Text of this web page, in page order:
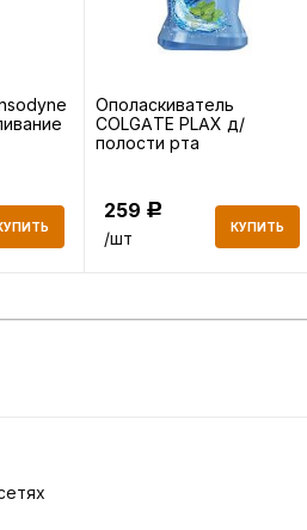
Ополаскиватель
COLGATE PLAX д/
полости рта
259 Р
/шт
КУПИТЬ